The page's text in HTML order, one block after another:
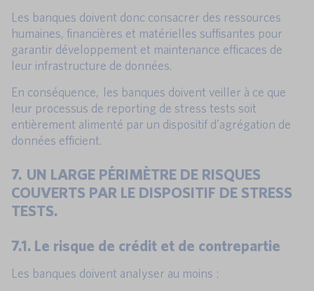
Les banques doivent donc consacrer des ressources
humaines, financières et matérielles suffisantes pour
garantir développement et maintenance efficaces de
leur infrastructure de données.
En conséquence, les banques doivent veiller à ce que
leur processus de reporting de stress tests soit
entièrement alimenté par un dispositif d’agrégation de
données efficient.
7. UN LARGE PÉRIMÈTRE DE RISQUES
COUVERTS PAR LE DISPOSITIF DE STRESS
TESTS.
7.1. Le risque de crédit et de contrepartie
Les banques doivent analyser au moins :